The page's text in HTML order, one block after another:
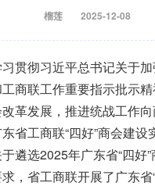
榴莲 2025-12-08
贯彻习近平总书记关于
商联工作重要指示批示
革发展，推进统战工作
省工商联“四好”商会建设
遴选2025年广东省“四好
，省工商联开展了广东省